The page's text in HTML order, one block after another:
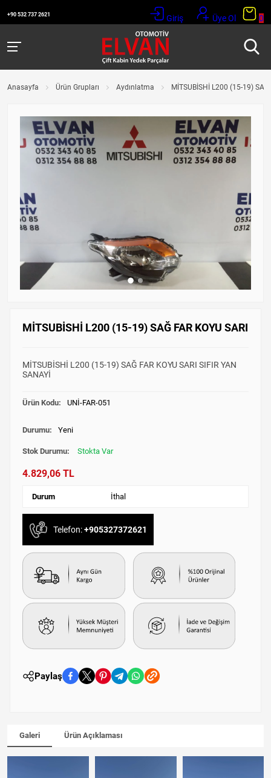
+90 532 737 2621 Giriş Üye Ol 0
Anasayfa Ürün Grupları Aydınlatma MİTSUBİSHİ L200 (15-19) SAĞ
MİTSUBİSHİ L200 (15-19) SAĞ FAR KOYU SARI
MİTSUBİSHİ L200 (15-19) SAĞ FAR KOYU SARI SIFIR YAN
SANAYİ
Ürün Kodu: UNİ-FAR-051
Durumu: Yeni
Stok Durumu: Stokta Var
4.829,06 TL
Durum İthal
Telefon:+905327372621
Paylaş
Galeri Ürün Açıklaması